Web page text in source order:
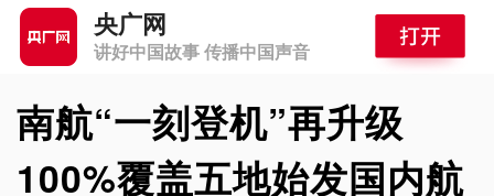
央广网
讲好中国故事 传播中国声音
南航“一刻登机”再升级
100%覆盖五地始发国内航